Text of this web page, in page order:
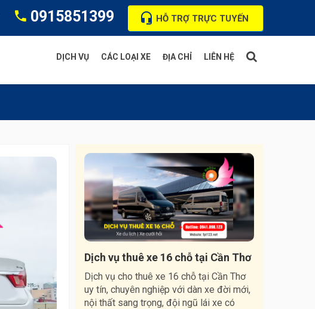
0915851399 HỖ TRỢ TRỰC TUYẾN
DỊCH VỤ
Thuê xe ra sân bay
CÁC LOẠI XE
Xe 16 chỗ
Xe 29 chỗ
Xe 35 chỗ
Xe 45 chỗ
ĐỊA CHỈ LIÊN HỆ
Dịch vụ thuê xe 16 chỗ tại Cần Thơ
Dịch vụ cho thuê xe 16 chỗ tại Cần Thơ
uy tín, chuyên nghiệp với dàn xe đời mới,
nội thất sang trọng, đội ngũ lái xe có